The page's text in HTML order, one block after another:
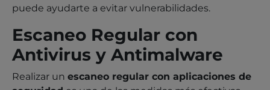
puede ayudarte a evitar vulnerabilidades.
Escaneo Regular con
Antivirus y Antimalware
Realizar un escaneo regular con aplicaciones de